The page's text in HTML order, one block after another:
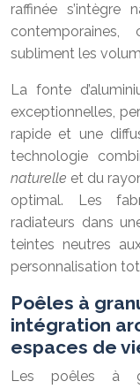
raffinée s’intègre
subliment les
La fonte
exceptionnelles,
rapide et une
technologie
naturelle et du
optimal. Les
radiateurs dans
teintes neutres
personnalisation
Poêles à
intégration
espaces de
Les poêles à